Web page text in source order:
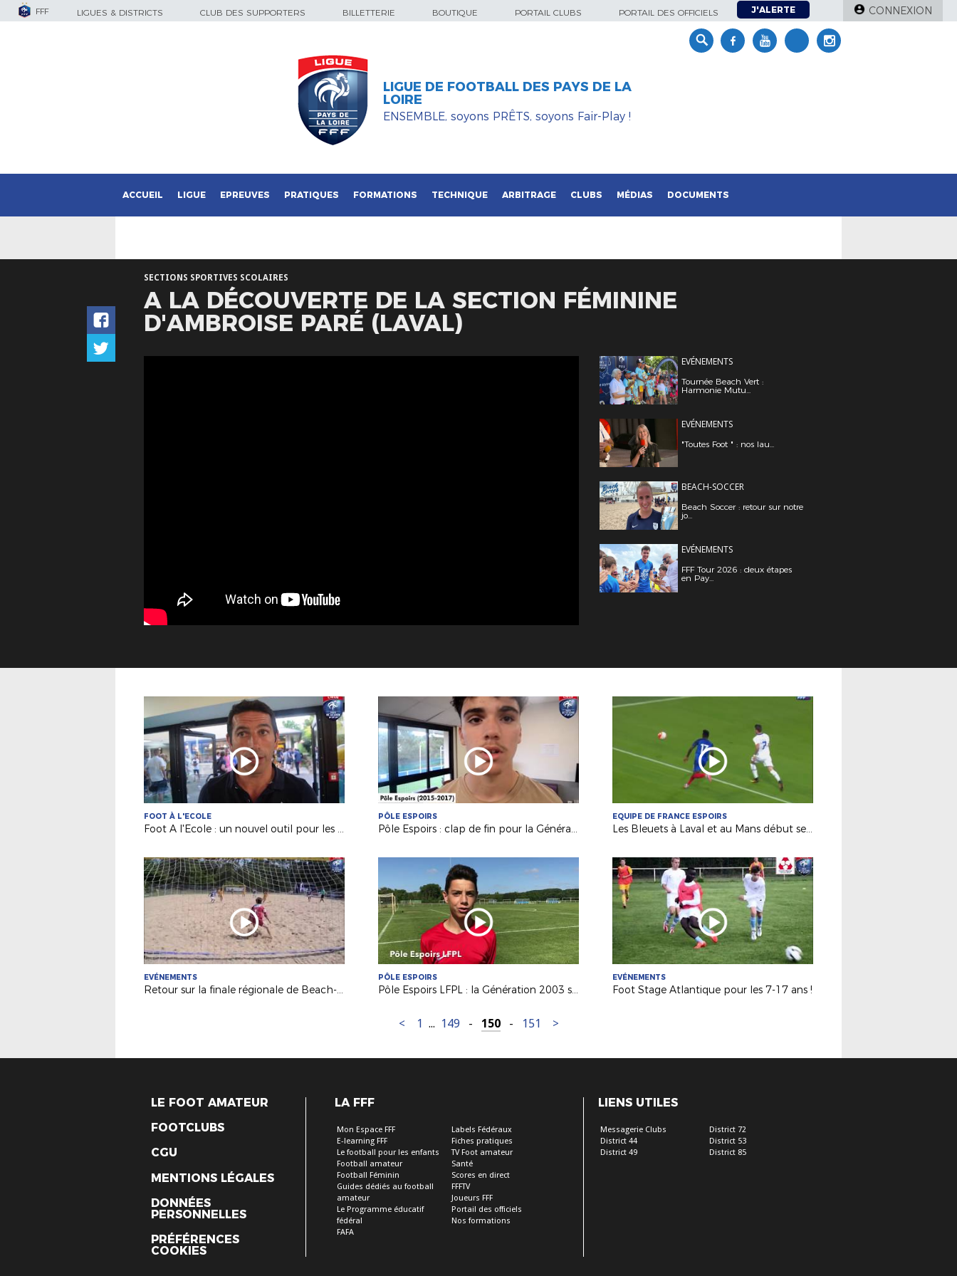
FFF LIGUES & DISTRICTS CLUB DES SUPPORTERS BILLETTERIE BOUTIQUE PORTAIL CLUBS PORTAIL DES OFFICIELS J'ALERTE CONNEXION
LIGUE DE FOOTBALL DES PAYS DE LA
LOIRE
ENSEMBLE, soyons PRÊTS, soyons Fair-Play !
ACCUEIL LIGUE EPREUVES PRATIQUES FORMATIONS TECHNIQUE ARBITRAGE CLUBS MÉDIAS DOCUMENTS
SECTIONS SPORTIVES SCOLAIRES
A LA DÉCOUVERTE DE LA SECTION FÉMININE
D'AMBROISE PARÉ (LAVAL)
EVÉNEMENTS
Tournée Beach Vert :
Harmonie Mutu...
EVÉNEMENTS
"Toutes Foot " : nos lau...
BEACH-SOCCER
Beach Soccer : retour sur notre
jo...
EVÉNEMENTS
FFF Tour 2026 : deux étapes
en Pay...
FOOT À L'ECOLE
Foot A l'Ecole : un nouvel outil pour les Responsables de Sections Sportives !
PÔLE ESPOIRS
Pôle Espoirs : clap de fin pour la Génération 2002 (Episode 1)
EQUIPE DE FRANCE ESPOIRS
Les Bleuets à Laval et au Mans début septembre !
EVÉNEMENTS
Retour sur la finale régionale de Beach-Soccer 2017 !
PÔLE ESPOIRS
Pôle Espoirs LFPL : la Génération 2003 souhaite la bienvenue à la nouvelle Promotion
EVÉNEMENTS
Foot Stage Atlantique pour les 7-17 ans !
< 1 ... 149 - 150 - 151 >
LE FOOT AMATEUR
FOOTCLUBS
CGU
MENTIONS LÉGALES
DONNÉES
PERSONNELLES
PRÉFÉRENCES
COOKIES
LA FFF
Mon Espace FFF
E-learning FFF
Le football pour les enfants
Football amateur
Football Féminin
Guides dédiés au football
amateur
Le Programme éducatif
fédéral
FAFA
Labels Fédéraux
Fiches pratiques
TV Foot amateur
Santé
Scores en direct
FFFTV
Joueurs FFF
Portail des officiels
Nos formations
LIENS UTILES
Messagerie Clubs
District 44
District 49
District 72
District 53
District 85